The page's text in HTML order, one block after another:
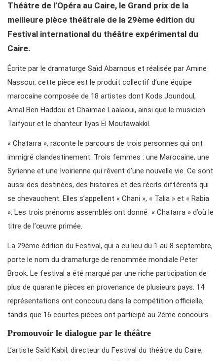
Théâtre de l’Opéra au Caire, le Grand prix de la
meilleure pièce théâtrale de la 29ème édition du
Festival international du théâtre expérimental du
Caire.
Écrite par le dramaturge Saïd Abarnous et réalisée par Amine
Nassour, cette pièce est le produit collectif d’une équipe
marocaine composée de 18 artistes dont Kods Joundoul,
Amal Ben Haddou et Chaïmae Laalaoui, ainsi que le musicien
Taifyour et le chanteur Ilyas El Moutawakkil.
« Chatarra », raconte le parcours de trois personnes qui ont
immigré clandestinement. Trois femmes : une Marocaine, une
Syrienne et une Ivoirienne qui rêvent d’une nouvelle vie. Ce sont
aussi des destinées, des histoires et des récits différents qui
se chevauchent. Elles s’appellent « Chani », « Talia » et « Rabia
». Les trois prénoms assemblés ont donné « Chatarra » d’où le
titre de l’œuvre primée.
La 29ème édition du Festival, qui a eu lieu du 1 au 8 septembre,
porte le nom du dramaturge de renommée mondiale Peter
Brook. Le festival a été marqué par une riche participation de
plus de quarante pièces en provenance de plusieurs pays. 14
représentations ont concouru dans la compétition officielle,
tandis que 16 courtes pièces ont participé au 2ème concours.
Promouvoir le dialogue par le théâtre
L’artiste Saïd Kabil, directeur du Festival du théâtre du Caire,